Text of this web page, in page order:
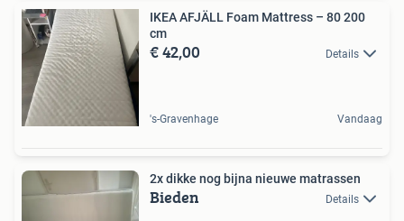
IKEA AFJÄLL Foam Mattress – 80 200
cm
€ 42,00 Details
's-Gravenhage Vandaag
2x dikke nog bijna nieuwe matrassen
Bieden Details